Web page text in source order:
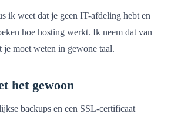
ik weet dat je geen IT-afdeling hebt en
hoe hosting werkt. Ik neem dat van
moet weten in gewone taal.
het gewoon
backups en een SSL-certificaat